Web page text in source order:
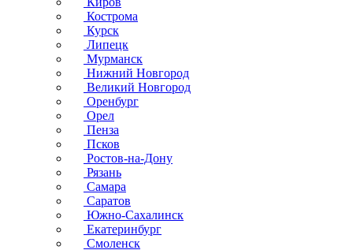
Кострома
Курск
Липецк
Мурманск
Нижний Новгород
Великий Новгород
Оренбург
Орел
Пенза
Псков
Ростов-на-Дону
Рязань
Самара
Саратов
Южно-Сахалинск
Екатеринбург
Смоленск